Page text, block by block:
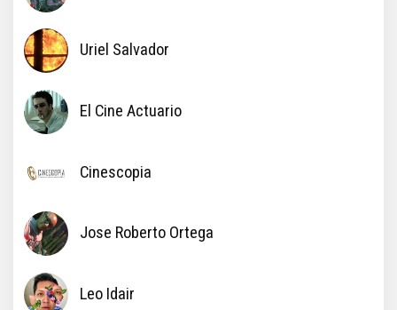
Uriel Salvador
El Cine Actuario
Cinescopia
Jose Roberto Ortega
Leo Idair